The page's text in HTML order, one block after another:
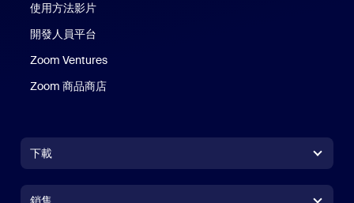
使用方法影片
開發人員平台
Zoom Ventures
Zoom 商品商店
下載